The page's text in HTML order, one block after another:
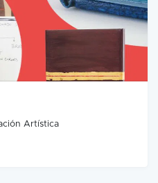
Artística